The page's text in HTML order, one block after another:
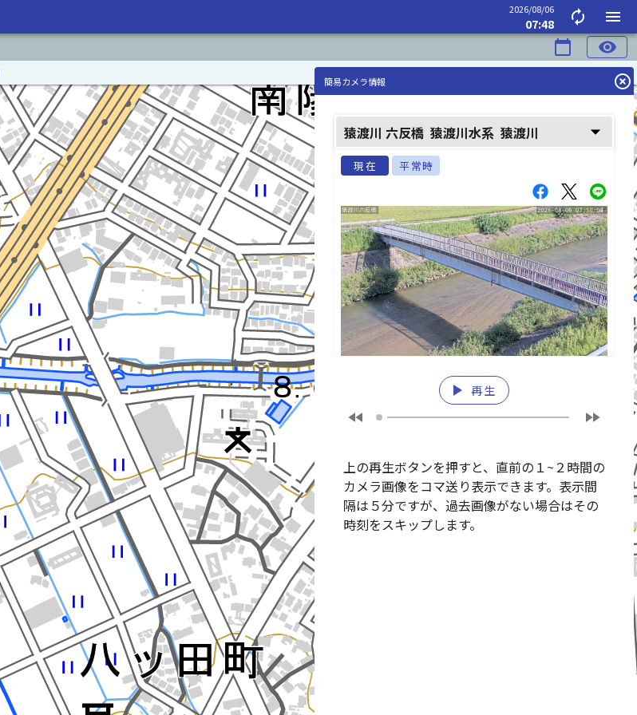
2026/08/06
07:48 autorenew
menu
calendar_today visibility
簡易カメラ情報 highlight_off
猿渡川 六反橋 猿渡川水系 猿渡川 arrow_drop_down
現在 平常時
play_arrow 再生
fast_rewind fast_forward
上の再生ボタンを押すと、直前の１~２時間の
カメラ画像をコマ送り表示できます。表示間
隔は５分ですが、過去画像がない場合はその
時刻をスキップします。